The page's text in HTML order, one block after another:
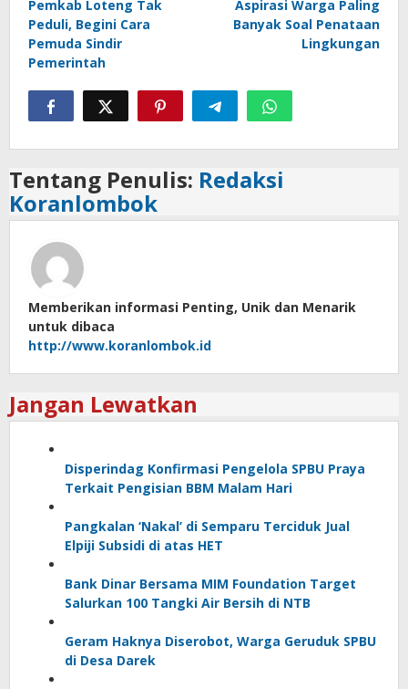
pos
Pemkab Loteng Tak
Peduli, Begini Cara
Pemuda Sindir
Pemerintah
Aspirasi Warga Paling
Banyak Soal Penataan
Lingkungan
Tentang Penulis: Redaksi
Koranlombok
Memberikan informasi Penting, Unik dan Menarik
untuk dibaca
http://www.koranlombok.id
Jangan Lewatkan
Disperindag Konfirmasi Pengelola SPBU Praya
Terkait Pengisian BBM Malam Hari
Pangkalan ‘Nakal’ di Semparu Terciduk Jual
Elpiji Subsidi di atas HET
Bank Dinar Bersama MIM Foundation Target
Salurkan 100 Tangki Air Bersih di NTB
Geram Haknya Diserobot, Warga Geruduk SPBU
di Desa Darek